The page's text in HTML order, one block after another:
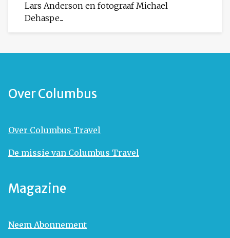
Lars Anderson en fotograaf Michael
Dehaspe...
Over Columbus
Over Columbus Travel
De missie van Columbus Travel
Magazine
Neem Abonnement